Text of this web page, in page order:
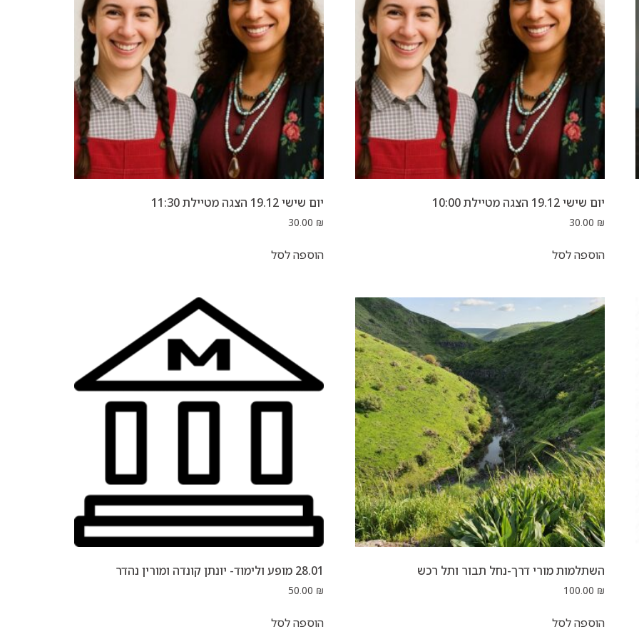
יום שישי 19.12 הצגה מטיילת 10:00
30.00 ₪
הוספה לסל
יום שישי 19.12 הצגה מטיילת 11:30
30.00 ₪
הוספה לסל
השתלמות מורי דרך-נחל תבור ותל רכש
100.00 ₪
הוספה לסל
28.01 מופע ולימוד- יונתן קונדה ומורין נהדר
50.00 ₪
הוספה לסל